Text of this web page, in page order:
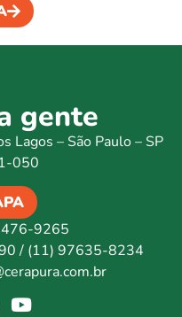
gente
Lagos – São Paulo – SP
050
9265
/ (11) 97635-8234